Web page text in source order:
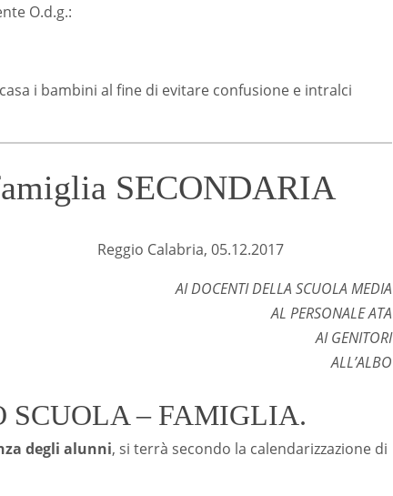
O.d.g.:
i bambini al fine di evitare confusione e intralci
SECONDARIA
5246 II.8
05.12.2017
AI DOCENTI DELLA SCUOLA MEDIA
AL PERSONALE ATA
AI GENITORI
ALL’ALBO
SCUOLA – FAMIGLIA.
degli alunni, si terrà secondo la calendarizzazione di